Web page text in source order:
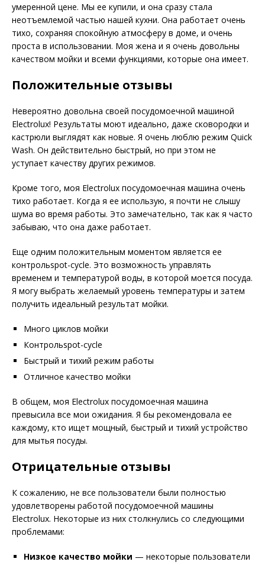
умеренной цене. Мы ее купили, и она сразу стала
неотъемлемой частью нашей кухни. Она работает очень
тихо, сохраняя спокойную атмосферу в доме, и очень
проста в использовании. Моя жена и я очень довольны
качеством мойки и всеми функциями, которые она имеет.
Положительные отзывы
Невероятно довольна своей посудомоечной машиной
Electrolux! Результаты моют идеально, даже сковородки и
кастрюли выглядят как новые. Я очень люблю режим Quick
Wash. Он действительно быстрый, но при этом не
уступает качеству других режимов.
Кроме того, моя Electrolux посудомоечная машина очень
тихо работает. Когда я ее использую, я почти не слышу
шума во время работы. Это замечательно, так как я часто
забываю, что она даже работает.
Еще одним положительным моментом является ее
контрольspot-cycle. Это возможность управлять
временем и температурой воды, в которой моется посуда.
Я могу выбрать желаемый уровень температуры и затем
получить идеальный результат мойки.
Много циклов мойки
Контрольspot-cycle
Быстрый и тихий режим работы
Отличное качество мойки
В общем, моя Electrolux посудомоечная машина
превысила все мои ожидания. Я бы рекомендовала ее
каждому, кто ищет мощный, быстрый и тихий устройство
для мытья посуды.
Отрицательные отзывы
К сожалению, не все пользователи были полностью
удовлетворены работой посудомоечной машины
Electrolux. Некоторые из них столкнулись со следующими
проблемами:
Низкое качество мойки — некоторые пользователи